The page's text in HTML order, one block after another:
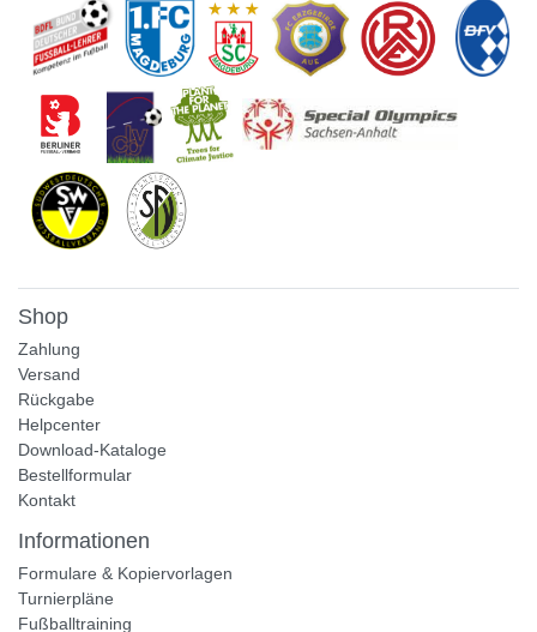
Shop
Zahlung
Versand
Rückgabe
Helpcenter
Download-Kataloge
Bestellformular
Kontakt
Informationen
Formulare & Kopiervorlagen
Turnierpläne
Fußballtraining